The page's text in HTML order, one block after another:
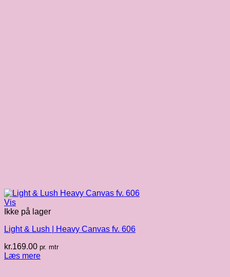
Vis
Ikke på lager
Light & Lush | Heavy Canvas fv. 606
kr.169.00 pr. mtr
Læs mere